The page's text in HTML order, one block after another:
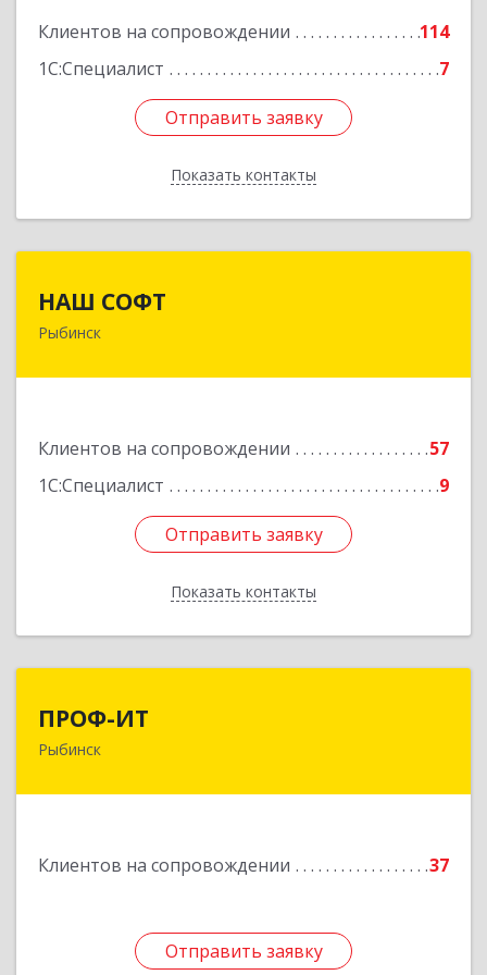
Клиентов на сопровождении
114
1С:Специалист
7
Отправить заявку
Показать контакты
Отправить заявку
Назад
НАШ СОФТ
Рыбинск
Клиентов на сопровождении
57
1С:Специалист
9
Отправить заявку
Показать контакты
152903, Ярославская обл, Рыбинский р-н,
Отправить заявку
Назад
ПРОФ-ИТ
Рыбинск
Клиентов на сопровождении 37
Отправить заявку
152901, Ярославская обл, Рыбинский р-н,
Отправить заявку